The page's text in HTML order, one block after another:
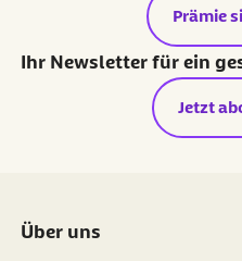
externer
Prämie
Ihr Newsletter für ein
Jetzt
Über uns